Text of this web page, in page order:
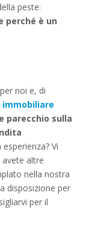
peste:
perché è un
noi e, di
immobiliare
parecchio sulla
Vi
avete altre
nella nostra
disposizione per
per il